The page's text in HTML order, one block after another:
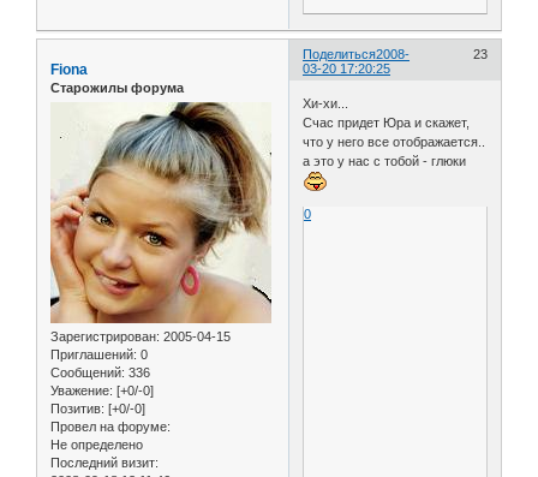
Поделиться 23
2008-
03-20 17:20:25
Fiona
Старожилы форума
Зарегистрирован: 2005-04-15
Приглашений: 0
Сообщений: 336
Уважение: [+0/-0]
Позитив: [+0/-0]
Провел на форуме:
Не определено
Последний визит:
Хи-хи...
Счас придет Юра и скажет,
что у него все отображается..
а это у нас с тобой - глюки
0